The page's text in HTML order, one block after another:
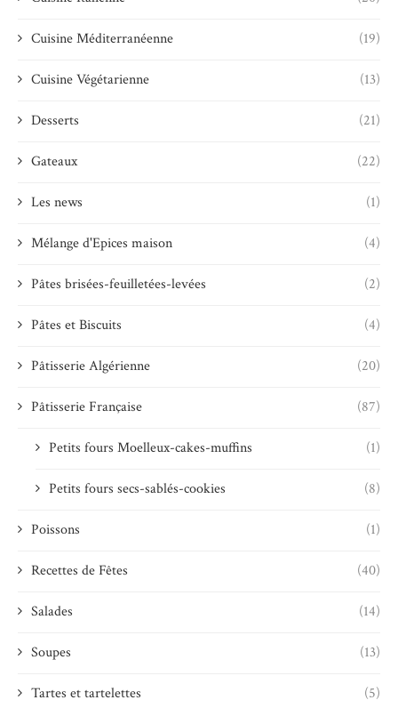
Cuisine Méditerranéenne (19)
Cuisine Végétarienne (13)
Desserts (21)
Gateaux (22)
Les news (1)
Mélange d'Epices maison (4)
Pâtes brisées-feuilletées-levées (2)
Pâtes et Biscuits (4)
Pâtisserie Algérienne (20)
Pâtisserie Française (87)
Petits fours Moelleux-cakes-muffins (1)
Petits fours secs-sablés-cookies (8)
Poissons (1)
Recettes de Fêtes (40)
Salades (14)
Soupes (13)
Tartes et tartelettes (5)